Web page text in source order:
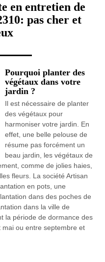
en entretien de
pas cher et
Pourquoi planter des
végétaux dans votre
jardin ?
Il est nécessaire de planter
des végétaux pour
harmoniser votre jardin. En
effet, une belle pelouse de
résume pas forcément un
beau jardin, les végétaux de
comme de jolies haies,
fleurs. La société Artisan
en pots, une
dans des poches de
dans la ville de
la période de dormance des
mai ou entre septembre et